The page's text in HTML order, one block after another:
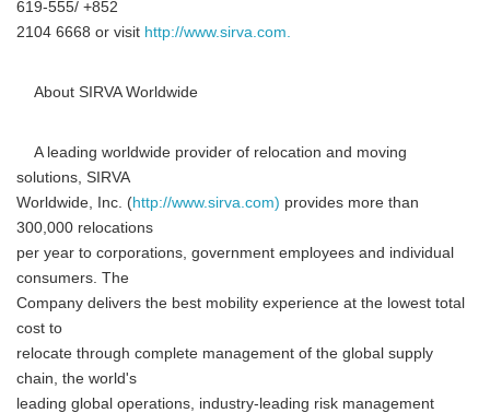
619-555/ +852
2104 6668 or visit http://www.sirva.com.
About SIRVA Worldwide
A leading worldwide provider of relocation and moving
solutions, SIRVA
Worldwide, Inc. (http://www.sirva.com) provides more than
300,000 relocations
per year to corporations, government employees and individual
consumers. The
Company delivers the best mobility experience at the lowest total
cost to
relocate through complete management of the global supply
chain, the world's
leading global operations, industry-leading risk management